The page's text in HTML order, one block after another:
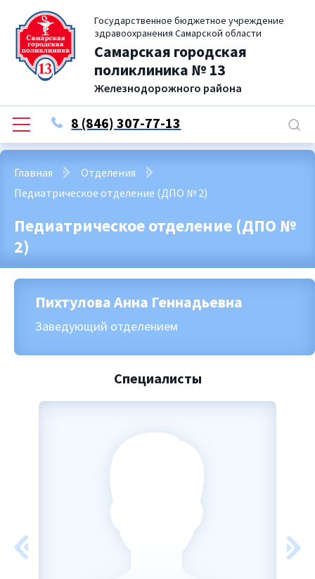
Государственное бюджетное учреждение
здравоохранения Самарской области
Самарская городская
поликлиника № 13
Железнодорожного района
8 (846) 307-77-13
Главная
Отделения
Педиатрическое отделение (ДПО № 2)
Педиатрическое отделение (ДПО №
2)
Пихтулова Анна Геннадьевна
Заведующий отделением
Специалисты